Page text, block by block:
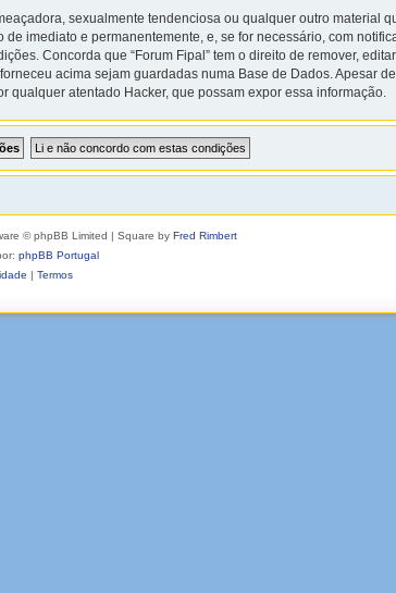
sexualmente tendenciosa ou qualquer outro material
imediato e permanentemente, e, se for necessário, com
Concorda que “Forum Fipal” tem o direito de remover,
acima sejam guardadas numa Base de Dados. Apesar
qualquer atentado Hacker, que possam expor essa informação.
© phpBB Limited | Square by Fred Rimbert
phpBB Portugal
| Termos